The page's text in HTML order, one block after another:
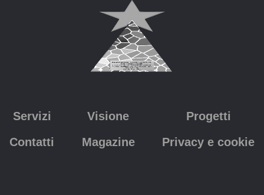
Servizi Visione
Progetti
Contatti
Magazine Privacy e cookie